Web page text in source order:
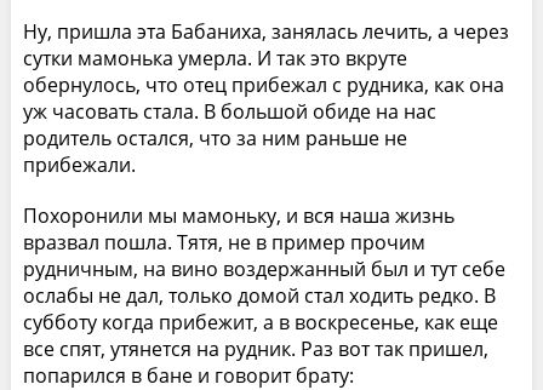
Ну, пришла эта Бабаниха, занялась лечить, а через
сутки мамонька умерла. И так это вкруте
обернулось, что отец прибежал с рудника, как она
уж часовать стала. В большой обиде на нас
родитель остался, что за ним раньше не
прибежали.
Похоронили мы мамоньку, и вся наша жизнь
вразвал пошла. Тятя, не в пример прочим
рудничным, на вино воздержанный был и тут себе
ослабы не дал, только домой стал ходить редко. В
субботу когда прибежит, а в воскресенье, как еще
все спят, утянется на рудник. Раз вот так пришел,
попарился в бане и говорит брату: